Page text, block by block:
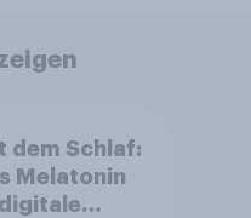
dem Schlaf:
Melatonin